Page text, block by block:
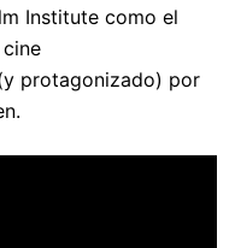
Institute como el
protagonizado) por